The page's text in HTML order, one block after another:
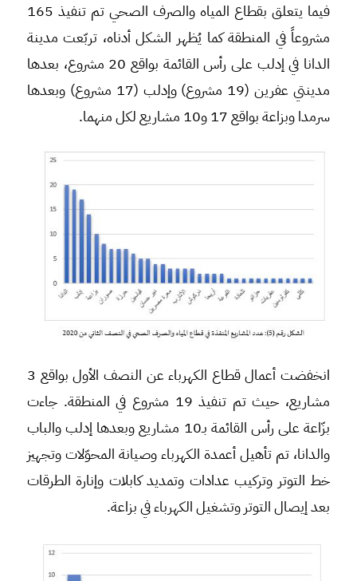
فيما يتعلق بقطاع المياه والصرف الصحي تم تنفيذ 165
مشروعاً في المنطقة كما يُظهر الشكل أدناه، تربّعت مدينة
الدانا في إدلب على رأس القائمة بواقع 20 مشروع، بعدها
مدينتي عفرين (19 مشروع) وإدلب (17 مشروع) وبعدها
سرمدا وبزاعة بواقع 17 و10 مشاريع لكل منهما.
انخفضت أعمال قطاع الكهرباء عن النصف الأول بواقع 3
مشاريع، حيث تم تنفيذ 19 مشروع في المنطقة. جاءت
بزّاعة على رأس القائمة بـ10 مشاريع وبعدها إدلب والباب
والدانا، تم تأهيل أعمدة الكهرباء وصيانة المحوّلات وتجهيز
خط التوتر وتركيب عدادات وتمديد كابلات وإنارة الطرقات
بعد إيصال التوتر وتشغيل الكهرباء في بزاعة.